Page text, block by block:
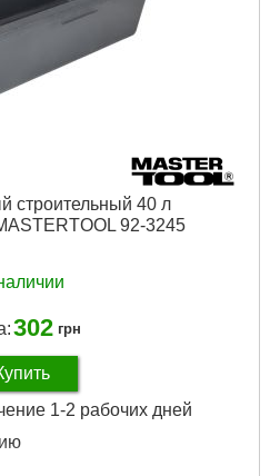
строительный 40 л
92-3245
302 грн
1-2 рабочих дней